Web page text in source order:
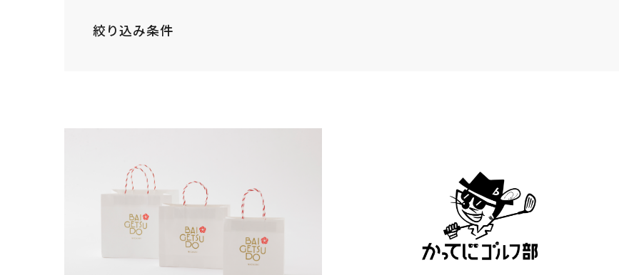
絞り込み条件
ウェディング
CATEGORY
制作物の種類
すべて ロゴ(CI・VI) / ネーミング パン
名刺・封筒・ショップカード イラスト コーポレートサイト